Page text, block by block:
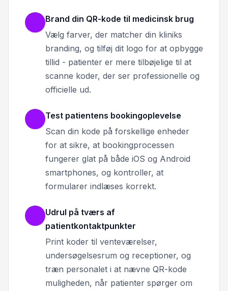
Brand din QR-kode til medicinsk brug
Vælg farver, der matcher din kliniks
branding, og tilføj dit logo for at opbygge
tillid - patienter er mere tilbøjelige til at
scanne koder, der ser professionelle og
officielle ud.
Test patientens bookingoplevelse
Scan din kode på forskellige enheder
for at sikre, at bookingprocessen
fungerer glat på både iOS og Android
smartphones, og kontroller, at
formularer indlæses korrekt.
Udrul på tværs af
patientkontaktpunkter
Print koder til venteværelser,
undersøgelsesrum og receptioner, og
træn personalet i at nævne QR-kode
muligheden, når patienter spørger om